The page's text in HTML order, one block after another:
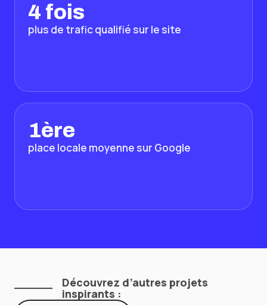
4 fois
plus de trafic qualifié sur le site
1ère
place locale moyenne sur Google
Découvrez d’autres projets
inspirants :